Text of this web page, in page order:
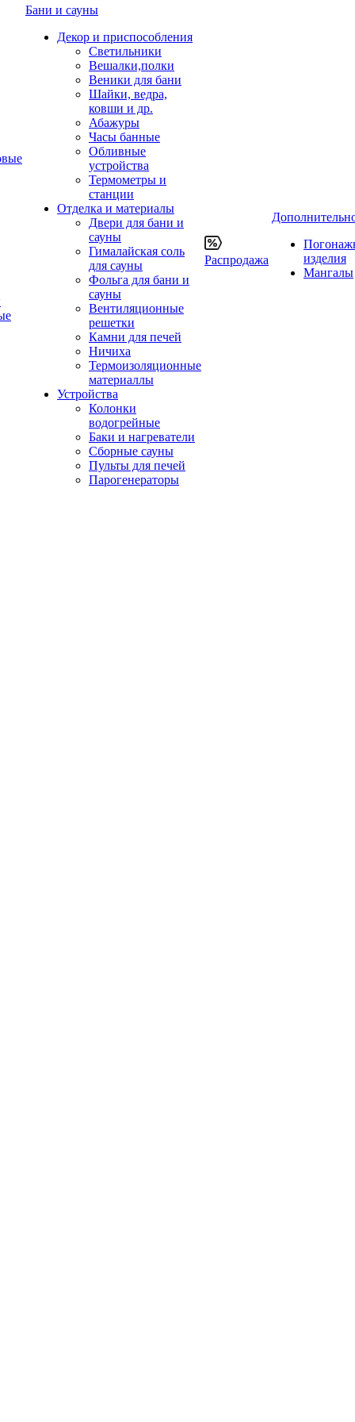
Бани и сауны
Декор и приспособления
Светильники
Вешалки,полки
Веники для бани
Шайки, ведра,
ковши и др.
Абажуры
Часы банные
Обливные
устройства
Термометры и
станции
Отделка и материалы
Двери для бани и
сауны
Гималайская соль
для сауны
Фольга для бани и
сауны
Вентиляционные
решетки
Камни для печей
Ничиха
Термоизоляционные
материаллы
Устройства
Колонки
водогрейные
Баки и нагреватели
Сборные сауны
Пульты для печей
Парогенераторы
Распродажа
изделия
Мангалы